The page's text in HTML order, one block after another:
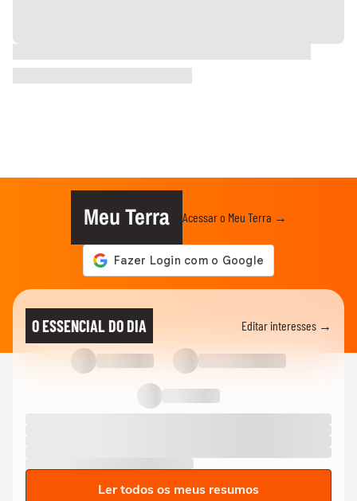
Meu Terra Acessar o Meu Terra →
O ESSENCIAL DO DIA Editar interesses →
Ler todos os meus resumos